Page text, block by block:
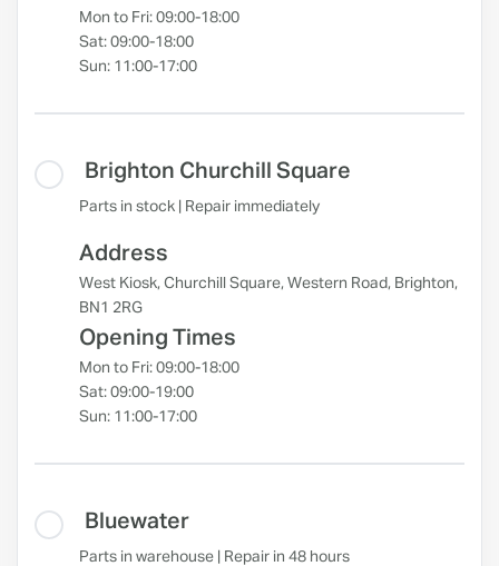
Mon to Fri: 09:00-18:00
Sat: 09:00-18:00
Sun: 11:00-17:00
Brighton Churchill Square
Parts in stock | Repair immediately
Address
West Kiosk, Churchill Square, Western Road, Brighton,
BN1 2RG
Opening Times
Mon to Fri: 09:00-18:00
Sat: 09:00-19:00
Sun: 11:00-17:00
Bluewater
Parts in warehouse | Repair in 48 hours